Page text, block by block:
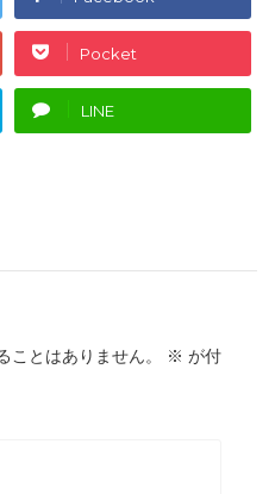
Pocket
LINE
ことはありません。 ※ が付